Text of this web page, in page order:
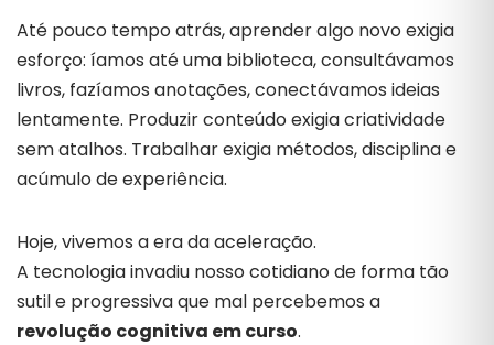
Até pouco tempoatrás,aprenderalgo novoexigia
esforço: íamos atéuma biblioteca,consultávamos
livros, fazíamos anotações,conectávamos ideias
lentamente. Produzirconteúdoexigiacriatividade
sematalhos. Trabalharexigia métodos,disciplinae
acúmulodeexperiência.
Hoje,vivemos aeradaaceleração.
A tecnologiainvadiu nossocotidianode forma tão
sutile progressivaque mal percebemos a
revolução cognitiva emcurso.